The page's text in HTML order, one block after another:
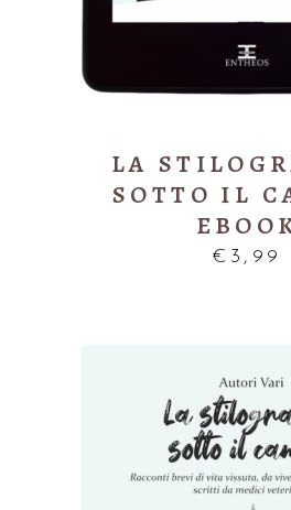
LA
SOTTO IL
€ 3,99